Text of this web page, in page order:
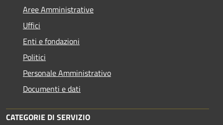
Aree Amministrative
Uffici
Enti e fondazioni
Politici
Personale Amministrativo
Documenti e dati
CATEGORIE DI SERVIZIO